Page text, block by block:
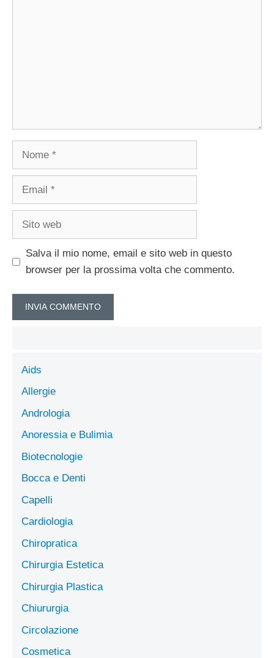
Nome
Email
Sito
Salva il mio nome, email e sito web in questo
browser per la prossima volta che commento.
Aids
Allergie
Andrologia
Anoressia e Bulimia
Biotecnologie
Bocca e Denti
Capelli
Cardiologia
Chiropratica
Chirurgia Estetica
Chirurgia Plastica
Chiururgia
Circolazione
Cosmetica